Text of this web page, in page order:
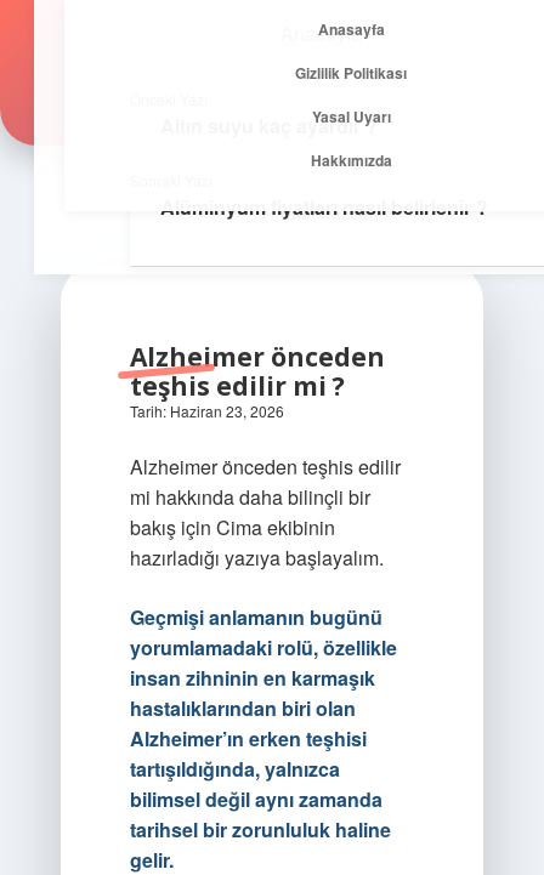
Anasayfa
Yasal Uyarı
Hakkımızda
Zirvedeki Fikirler
Alzheimer önceden
teşhis edilir mi ?
Tarih: Haziran 23, 2026
Alzheimer önceden teşhis edilir
mi hakkında daha bilinçli bir
bakış için Cima ekibinin
hazırladığı yazıya başlayalım.
Geçmişi anlamanın bugünü
yorumlamadaki rolü, özellikle
insan zihninin en karmaşık
hastalıklarından biri olan
Alzheimer’ın erken teşhisi
tartışıldığında, yalnızca
bilimsel değil aynı zamanda
tarihsel bir zorunluluk haline
gelir.
Altın suyu kaç ayardır ?
Alüminyum fiyatları nasıl belirlenir ?
Anasayfa
Gizlilik Politikası
Yasal Uyarı
Hakkımızda